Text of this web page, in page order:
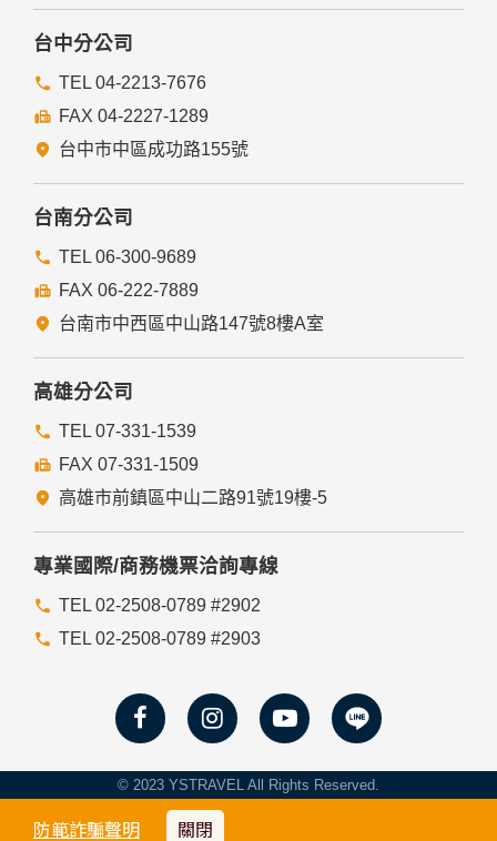
防範詐騙聲明 關閉
與公務機關或學術研究機構合作，基於公共利益為統計或學術
研究而有必要，且資料經過提供者處理或蒐集者依其揭露方式
無從識別特定之當事人。
當您在網站的行為，違反服務條款或可能損害或妨礙網站與其
揭露您的個人資料是為了辨識、聯絡或採取法律行動所必要
者。
本網站委託廠商協助蒐集、處理或利用您的個人資料時，將對
委外廠商或個人善盡監督管理之責。
六、Cookie之使用
為了提供您最佳的服務，本網站會在您的電腦中放置並取用我
們的Cookie，若您不願接受Cookie的寫入，您可在您使用的
瀏覽器功能項中設定隱私權等級為高，即可拒絕Cookie的寫
七、隱私權保護政策之修正
款將刊登於網站上。
台中分公司
TEL 04-2213-7676
FAX 04-2227-1289
台中市中區成功路155號
台南分公司
TEL 06-300-9689
FAX 06-222-7889
台南市中西區中山路147號8樓A室
高雄分公司
TEL 07-331-1539
FAX 07-331-1509
高雄市前鎮區中山二路91號19樓-5
專業國際/商務機票洽詢專線
TEL 02-2508-0789 #2902
TEL 02-2508-0789 #2903
© 2023 YSTRAVEL All Rights Reserved.